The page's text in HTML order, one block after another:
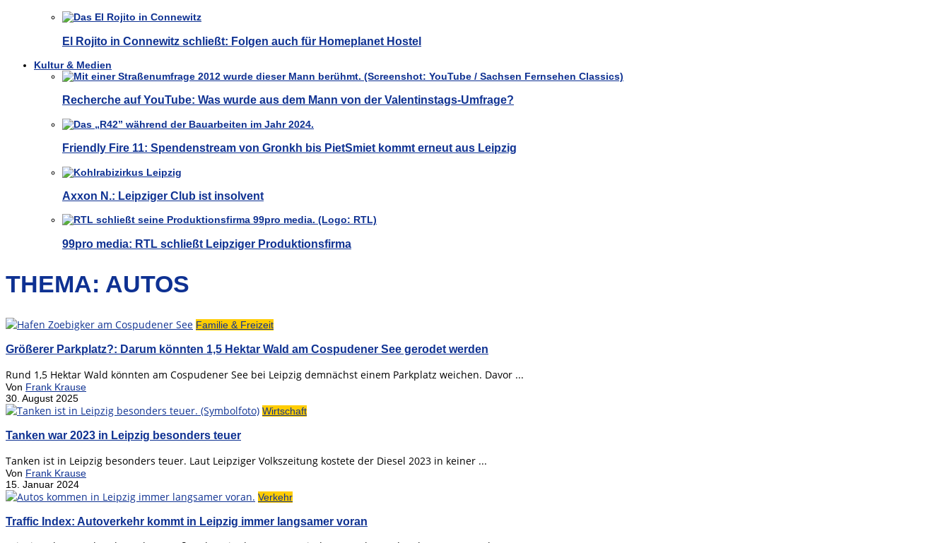
El Rojito in Connewitz schließt: Folgen auch für Homeplanet Hostel
Kultur & Medien
Recherche auf YouTube: Was wurde aus dem Mann von der Valentinstags-Umfrage?
Friendly Fire 11: Spendenstream von Gronkh bis PietSmiet kommt erneut aus Leipzig
Axxon N.: Leipziger Club ist insolvent
99pro media: RTL schließt Leipziger Produktionsfirma
THEMA: AUTOS
Familie & Freizeit
Größerer Parkplatz?: Darum könnten 1,5 Hektar Wald am Cospudener See gerodet werden
Rund 1,5 Hektar Wald könnten am Cospudener See bei Leipzig demnächst einem Parkplatz weichen. Davor ...
Von Frank Krause
30. August 2025
Wirtschaft
Tanken war 2023 in Leipzig besonders teuer
Tanken ist in Leipzig besonders teuer. Laut Leipziger Volkszeitung kostete der Diesel 2023 in keiner ...
Von Frank Krause
15. Januar 2024
Verkehr
Traffic Index: Autoverkehr kommt in Leipzig immer langsamer voran